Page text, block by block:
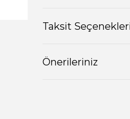
Taksit
Önerileriniz